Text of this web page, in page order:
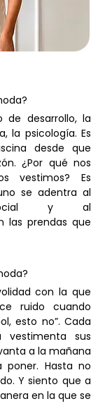
de desarrollo, la
la psicología. Es
desde que
¿Por qué nos
vestimos? Es
se adentra al
social y al
las prendas que
con la que
ruido cuando
esto no”. Cada
vestimenta sus
a la mañana
Hasta no
Y siento que a
en la que se